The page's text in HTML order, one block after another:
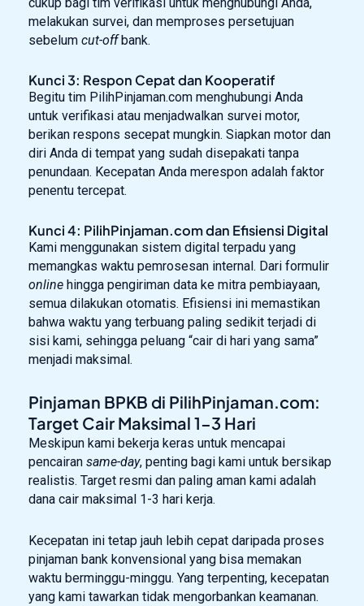
melakukan survei, dan memproses persetujuan
sebelum cut-offbank.
Kunci 3: Respon Cepat dan Kooperatif
Begitu tim PilihPinjaman.com menghubungi Anda
untuk verifikasi atau menjadwalkan survei motor,
berikan respons secepat mungkin. Siapkan motor dan
diri Anda di tempat yang sudah disepakati tanpa
penundaan. Kecepatan Anda merespon adalah faktor
penentu tercepat.
Kunci 4: PilihPinjaman.com dan Efisiensi Digital
Kami menggunakan sistem digital terpadu yang
memangkas waktu pemrosesan internal. Dari formulir
online hingga pengiriman data ke mitra pembiayaan,
semua dilakukan otomatis. Efisiensi ini memastikan
bahwa waktu yang terbuang paling sedikit terjadi di
sisi kami, sehingga peluang “cair di hari yang sama”
menjadi maksimal.
Pinjaman BPKB di PilihPinjaman.com:
Target Cair Maksimal 1-3 Hari
Meskipun kami bekerja keras untuk mencapai
pencairan same-day, penting bagi kami untuk bersikap
realistis. Target resmi dan paling aman kami adalah
dana cair maksimal 1-3 hari kerja.
Kecepatan ini tetap jauh lebih cepat daripada proses
pinjaman bank konvensional yang bisa memakan
waktu berminggu-minggu. Yang terpenting, kecepatan
yang kami tawarkan tidak mengorbankan keamanan.